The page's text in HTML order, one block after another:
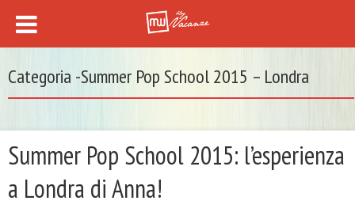
Categoria -Summer Pop School 2015 – Londra
Summer Pop School 2015: l’esperienza
a Londra di Anna!